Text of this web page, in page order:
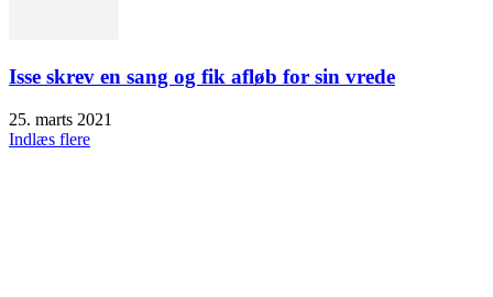
Isse skrev en sang og fik afløb for sin vrede
25. marts 2021
Indlæs flere